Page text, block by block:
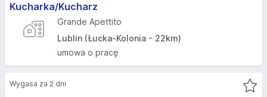
Kucharka/Kucharz
Grande Apettito
Lublin (Łucka-Kolonia - 22km)
umowa o pracę
Wygasa za 2 dni